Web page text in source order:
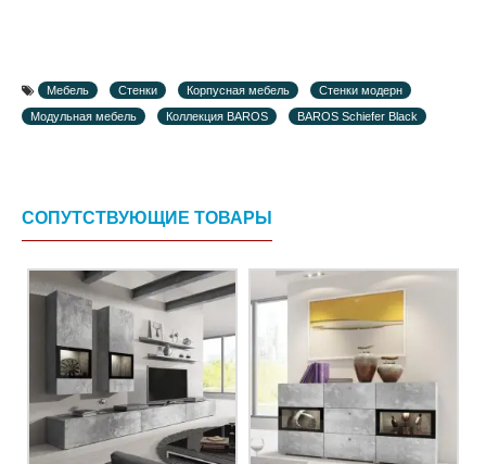
Мебель Стенки Корпусная мебель
Стенки модерн
Модульная мебель
Коллекция BAROS BAROS Schiefer Black
СОПУТСТВУЮЩИЕ ТОВАРЫ